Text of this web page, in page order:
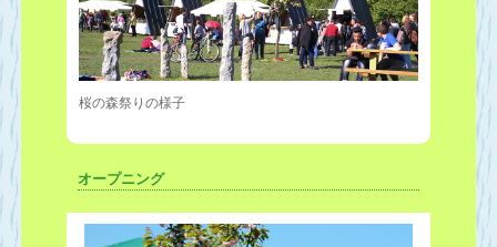
桜の森祭りの様子
オープニング